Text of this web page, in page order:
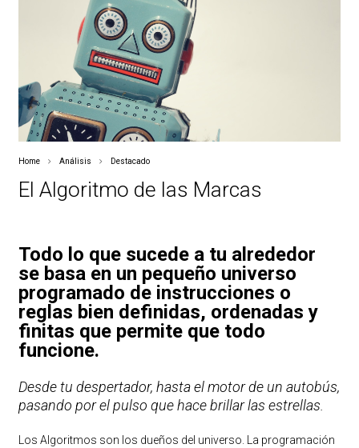
Home Análisis Destacado
El Algoritmo de las Marcas
Todo lo que sucede a tu alrededor
se basa en un pequeño universo
programado de instrucciones o
reglas bien definidas, ordenadas y
finitas que permite que todo
funcione.
Desde tu despertador, hasta el motor de un autobús,
pasando por el pulso que hace brillar las estrellas.
Los Algoritmos son los dueños del universo. La programación